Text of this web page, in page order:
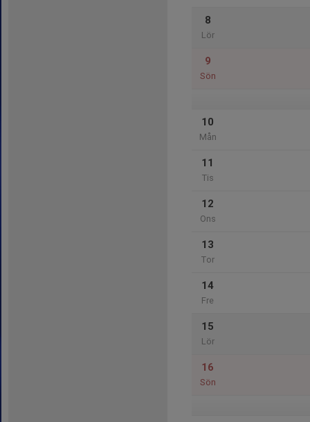
8
Lör
9
Sön
10
Mån
11
Tis
12
Ons
13
Tor
14
Fre
15
Lör
16
Sön